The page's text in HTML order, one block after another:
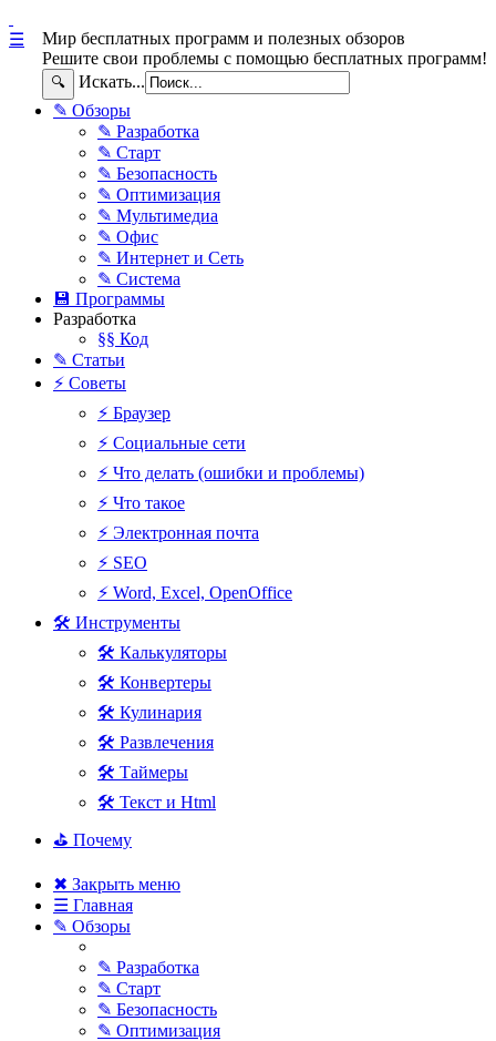
Мир бесплатных программ и полезных обзоров
Решите свои проблемы с помощью бесплатных программ!
🔍 Искать...
☰
✎ Обзоры
✎ Разработка
✎ Старт
✎ Безопасность
✎ Оптимизация
✎ Мультимедиа
✎ Офис
✎ Интернет и Сеть
✎ Система
💾 Программы
Разработка
§§ Код
✎ Статьи
⚡ Советы
⚡ Браузер
⚡ Социальные сети
⚡ Что делать (ошибки и проблемы)
⚡ Что такое
⚡ Электронная почта
⚡ SEO
⚡ Word, Excel, OpenOffice
🛠 Инструменты
🛠 Калькуляторы
🛠 Конвертеры
🛠 Кулинария
🛠 Развлечения
🛠 Таймеры
🛠 Текст и Html
⛳ Почему
✖ Закрыть меню
☰ Главная
✎ Обзоры
✎ Разработка
✎ Старт
✎ Безопасность
✎ Оптимизация